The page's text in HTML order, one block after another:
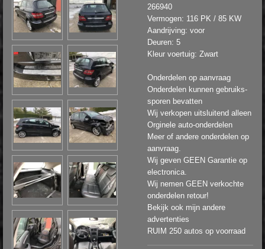
266940
Vermogen: 116 PK / 85 KW
Aandrijving: voor
Deuren: 5
Kleur voertuig: Zwart
Onderdelen op aanvraag
Onderdelen kunnen gebruiks-
sporen bevatten
Wij verkopen uitsluitend alleen
Orginele auto-onderdelen
Meer of andere onderdelen op
aanvraag.
Wij geven GEEN Garantie op
electronica.
Wij nemen GEEN verkochte
onderdelen retour!
Bekijk ook mijn andere
advertenties
RUIM 250 autos op voorraad